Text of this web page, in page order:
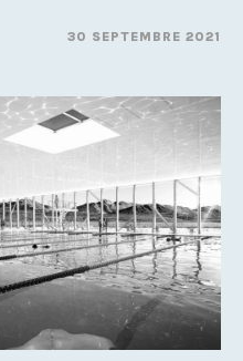
30 SEPTEMBRE 2021